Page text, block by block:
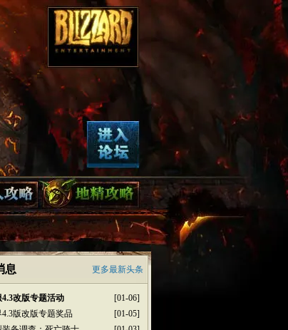
息 更多最新头条
[01-06]
改版专题活动
[01-05]
版改版专题奖品